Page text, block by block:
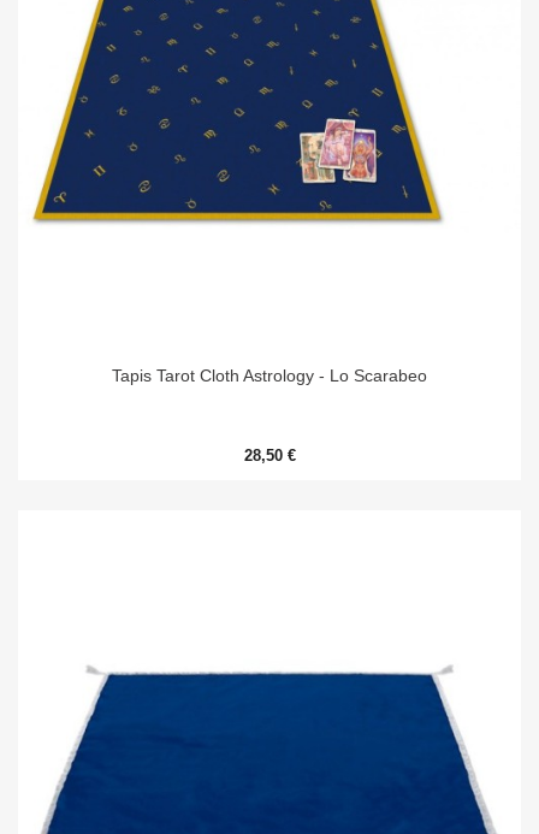
Tapis Tarot Cloth Astrology - Lo Scarabeo
28,50 €